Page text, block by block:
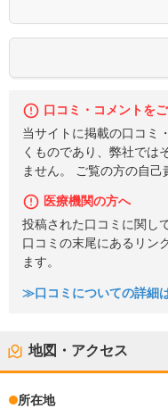
口コミ・コメントを
当サイトに掲載の口コミ
くものであり、弊社では
ません。 ご覧の方の自己
医療機関の方へ
投稿された口コミに関し
口コミの末尾にあるリン
ます。
≫口コミについての詳細
地図・アクセス
所在地